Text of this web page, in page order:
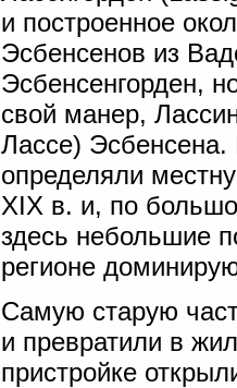
и построенное
Эсбенсенов из
Эсбенсенгорден,
свой манер,
Лассе) Эсбенсена.
определяли
XIX в. и, по
здесь небольшие
регионе
Самую старую
и превратили в
пристройке